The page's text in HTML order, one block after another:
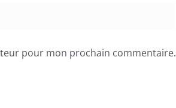
pour mon prochain commentaire.